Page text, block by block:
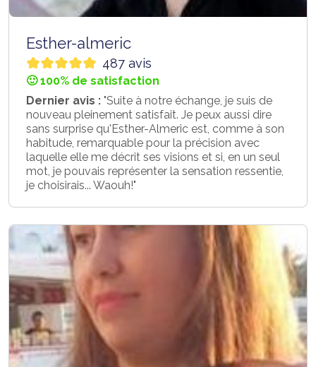
Esther-almeric
487 avis
🙂 100% de satisfaction
Dernier avis : "Suite à notre échange, je suis de
nouveau pleinement satisfait. Je peux aussi dire
sans surprise qu'Esther-Almeric est, comme à son
habitude, remarquable pour la précision avec
laquelle elle me décrit ses visions et si, en un seul
mot, je pouvais représenter la sensation ressentie,
je choisirais... Waouh!"